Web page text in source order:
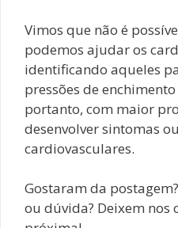
Vimos que não é
podemos ajudar os
identificando aqueles
pressões de
portanto, com maior
desenvolver sintomas
cardiovasculares.
Gostaram da
ou dúvida? Deixem nos